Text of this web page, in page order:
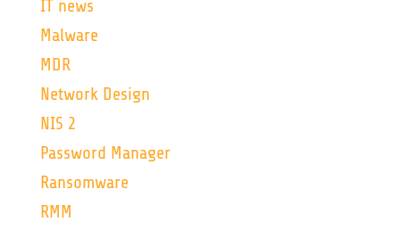
IT news
Malware
MDR
Network Design
NIS 2
Password Manager
Ransomware
RMM